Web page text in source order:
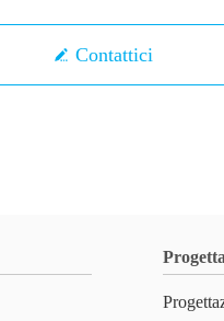
Contattici